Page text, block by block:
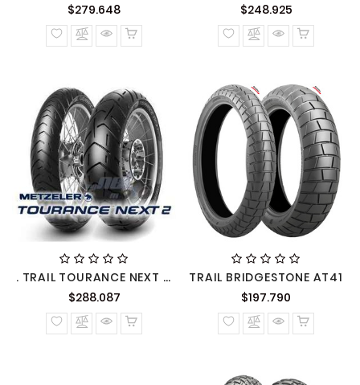
$279.648Precio
normal
$248.925Precio
normal
. TRAIL TOURANCE NEXT 2 METZELER
$288.087Precio
normal
TRAIL BRIDGESTONE AT41
$197.790
normal